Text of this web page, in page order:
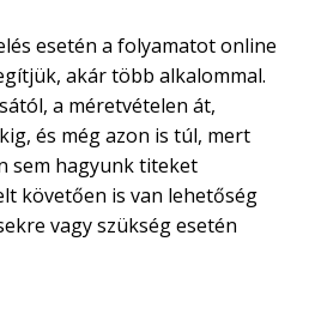
esetén a folyamatot online
akár több alkalommal.
a méretvételen át,
és még azon is túl, mert
sem hagyunk titeket
követően is van lehetőség
vagy szükség esetén